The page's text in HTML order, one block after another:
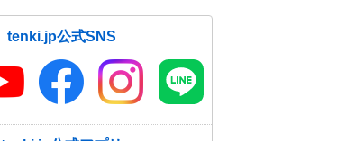
tenki.jp公式SNS